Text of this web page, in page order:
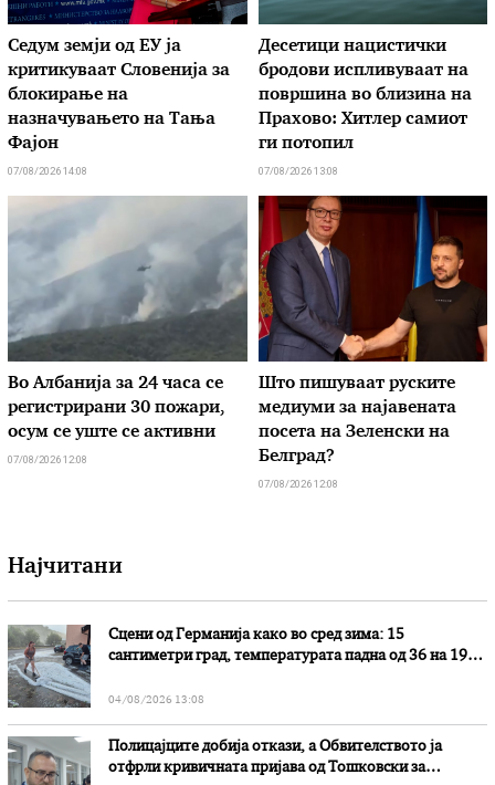
Седум земји од ЕУ ја
критикуваат Словенија за
блокирање на
назначувањето на Тања
Фајон
07/08/2026 14:08
Десетици нацистички
бродови испливуваат на
површина во близина на
Прахово: Хитлер самиот
ги потопил
07/08/2026 13:08
Во Албанија за 24 часа се
регистрирани 30 пожари,
осум се уште се активни
07/08/2026 12:08
Што пишуваат руските
медиуми за најавената
посета на Зеленски на
Белград?
07/08/2026 12:08
Најчитани
Сцени од Германија како во сред зима: 15
сантиметри град, температурата падна од 36 на 19
04/08/2026 13:08
Полицајците добија откази, а Обвителството ја
отфрли кривичната пријава од Тошковски за